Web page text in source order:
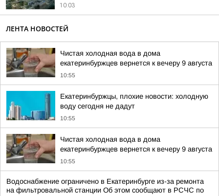
10:03
ЛЕНТА НОВОСТЕЙ
Чистая холодная вода в дома
екатеринбуржцев вернется к вечеру 9 августа
10:55
Екатеринбуржцы, плохие новости: холодную
воду сегодня не дадут
10:55
Чистая холодная вода в дома
екатеринбуржцев вернется к вечеру 9 августа
10:55
Водоснабжение ограничено в Екатеринбурге из-за ремонта
на фильтровальной станции Об этом сообщают в РСЧС по